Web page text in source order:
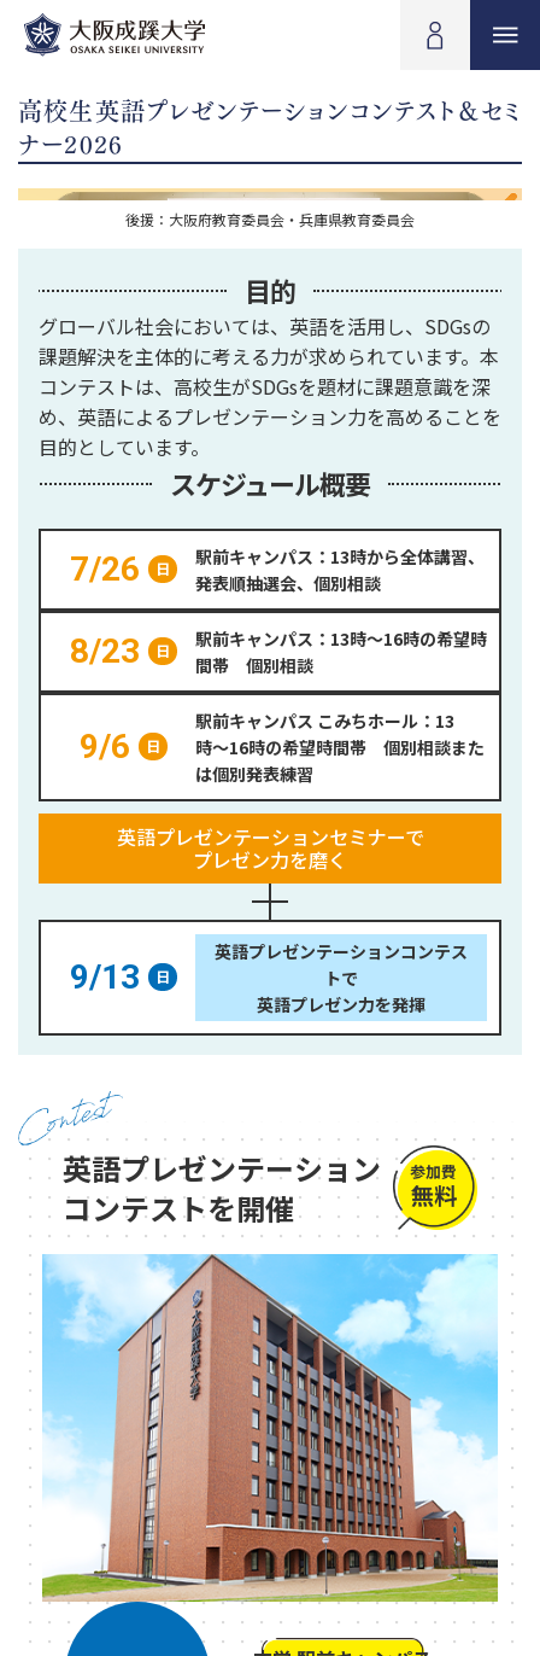
高校生英語プレゼンテーションコンテスト＆セミ
ナー2026
高校生英語プレゼンテーションコンテスト＆セミナー2026
後援：大阪府教育委員会・兵庫県教育委員会
目的
グローバル社会においては、英語を活用し、SDGsの
課題解決を主体的に考える力が求められています。本
コンテストは、高校生がSDGsを題材に課題意識を深
め、英語によるプレゼンテーション力を高めることを
目的としています。
スケジュール概要
7/26 日
駅前キャンパス：13時から全体講習、
発表順抽選会、個別相談
8/23 日
駅前キャンパス：13時～16時の希望時
間帯 個別相談
9/6 日
駅前キャンパス こみちホール：13
時〜16時の希望時間帯 個別相談また
は個別発表練習
英語プレゼンテーションセミナーで
プレゼン力を磨く
9/13 日
英語プレゼンテーションコンテス
トで
英語プレゼン力を発揮
英語プレゼンテーション
コンテストを開催